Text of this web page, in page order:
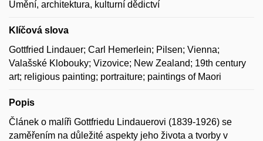
Umění, architektura, kulturní dědictví
Klíčová slova
Gottfried Lindauer; Carl Hemerlein; Pilsen; Vienna;
Valašské Klobouky; Vizovice; New Zealand; 19th century
art; religious painting; portraiture; paintings of Maori
Popis
Článek o malíři Gottfriedu Lindauerovi (1839-1926) se
zaměřením na důležité aspekty jeho života a tvorby v